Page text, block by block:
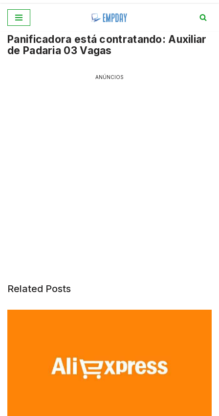
para
o
Panificadora está contratando: Auxiliar
de Padaria 03 Vagas
ANÚNCIOS
Related Posts